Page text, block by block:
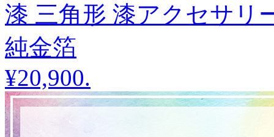
漆 三角形 漆アクセサリ
純金箔
¥20,900.